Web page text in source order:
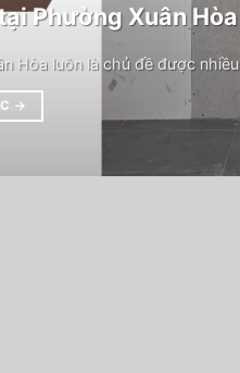
Phường Xuân Hòa
Hòa luôn là chủ đề được nhiều
→